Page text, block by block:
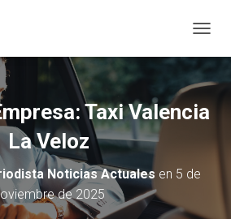
A
B
A
Taxi Valencia
La Veloz
Noticias Actuales en 5 de
de 2025